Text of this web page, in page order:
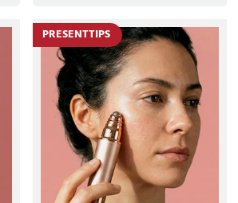
PRESENTTIPS